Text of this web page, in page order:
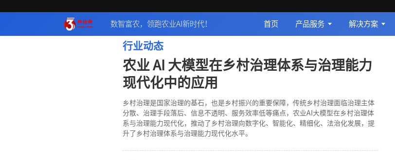
数智富农，领跑农业AI新时代！ 首页 产品服务 解决方案
行业动态
农业 AI 大模型在乡村治理体系与治理能力
现代化中的应用
乡村治理是国家治理的基石，也是乡村振兴的重要保障，传统乡村治理面临治理主体
分散、治理手段落后、信息不透明、服务效率低等痛点，农业AI大模型在乡村治理体
系与治理能力现代化，推动了乡村治理向数字化、智能化、精细化、法治化发展，提
升了乡村治理体系与治理能力现代化水平。